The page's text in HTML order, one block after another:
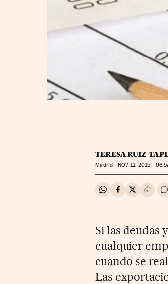
TERESA RUIZ-
Madrid -NOV 11, 2015 -
Compartir en
Compartir en
Compartir
Si las deudas
cualquier
cuando se
Las